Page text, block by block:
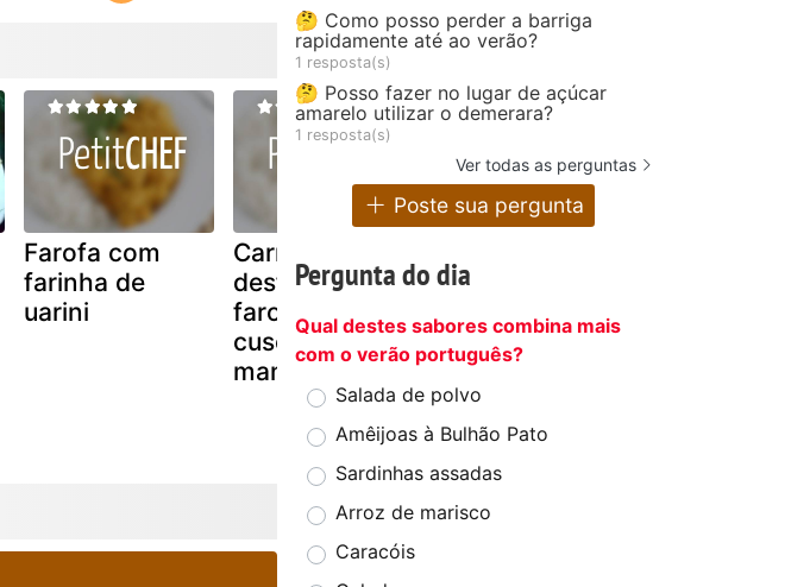
Farofa com
farinha de
uarini
Carne-de-sol
desfiada com
farofa de
cuscuz e
mandioca frita
legumes e ovos
🤔 Como posso perder a barriga
rapidamente até ao verão?
1 resposta(s)
🤔 Posso fazer no lugar de açúcar
amarelo utilizar o demerara?
1 resposta(s)
Ver todas as perguntas
Poste sua pergunta
Pergunta do dia
Qual destes sabores combina mais
com o verão português?
Salada de polvo
Amêijoas à Bulhão Pato
Sardinhas assadas
Arroz de marisco
Caracóis